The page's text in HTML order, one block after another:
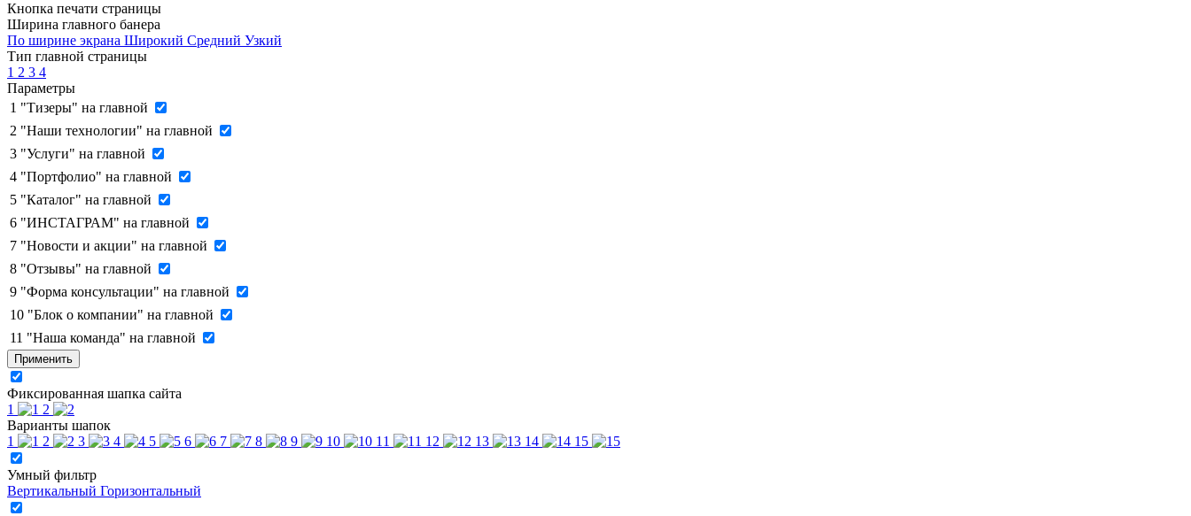
Кнопка печати страницы
Ширина главного банера
По ширине экрана Широкий Средний Узкий
Тип главной страницы
1 2 3 4
Параметры
1 "Тизеры" на главной
2 "Наши технологии" на главной
3 "Услуги" на главной
4 "Портфолио" на главной
5 "Каталог" на главной
6 "ИНСТАГРАМ" на главной
7 "Новости и акции" на главной
8 "Отзывы" на главной
9 "Форма консультации" на главной
10 "Блок о компании" на главной
11 "Наша команда" на главной
Применить
Фиксированная шапка сайта
1
2
Варианты шапок
1
2 3 4 5 6 7 8 9 10 11 12 13 14 15
Умный фильтр
Вертикальный Горизонтальный